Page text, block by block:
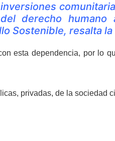
derecho
Sostenible, resalta la
esta dependencia, por lo
privadas, de la sociedad